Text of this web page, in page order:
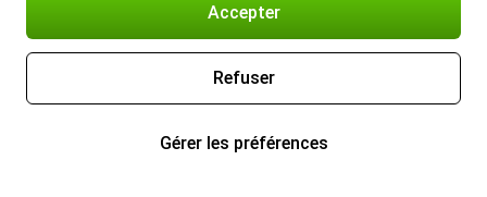
Accepter
Refuser
Gérer les préférences